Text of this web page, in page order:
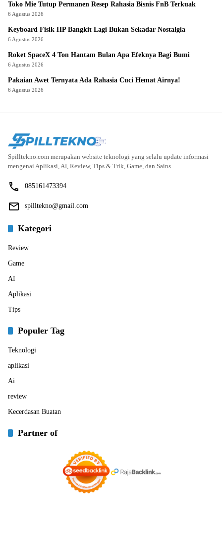
Toko Mie Tutup Permanen Resep Rahasia Bisnis FnB Terkuak
6 Agustus 2026
Keyboard Fisik HP Bangkit Lagi Bukan Sekadar Nostalgia
6 Agustus 2026
Roket SpaceX 4 Ton Hantam Bulan Apa Efeknya Bagi Bumi
6 Agustus 2026
Pakaian Awet Ternyata Ada Rahasia Cuci Hemat Airnya!
6 Agustus 2026
Spilltekno.com merupakan website teknologi yang selalu update informasi
mengenai Aplikasi, AI, Review, Tips & Trik, Game, dan Sains.
085161473394
spilltekno@gmail.com
Kategori
Review
Game
AI
Aplikasi
Tips
Populer Tag
Teknologi
aplikasi
Ai
review
Kecerdasan Buatan
Partner of